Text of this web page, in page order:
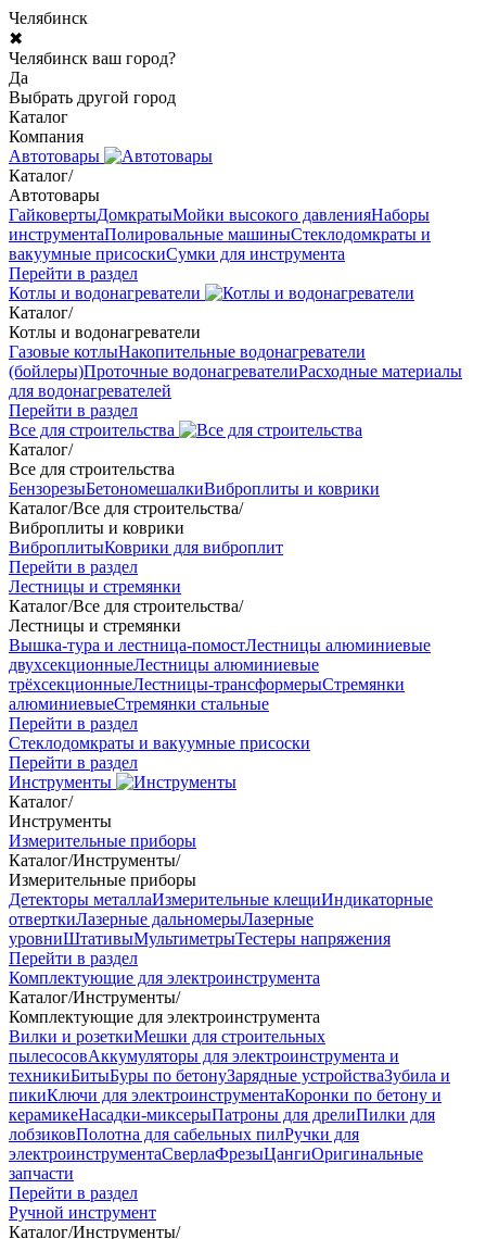
Челябинск
✖
Челябинск ваш город?
Да
Выбрать другой город
Каталог
Компания
Автотовары
Каталог/
Автотовары
ГайковертыДомкратыМойки высокого давленияНаборы
инструментаПолировальные машиныСтеклодомкраты и
вакуумные присоскиСумки для инструмента
Перейти в раздел
Котлы и водонагреватели
Каталог/
Котлы и водонагреватели
Газовые котлыНакопительные водонагреватели
(бойлеры)Проточные водонагревателиРасходные материалы
для водонагревателей
Перейти в раздел
Все для строительства
Каталог/
Все для строительства
БензорезыБетономешалкиВиброплиты и коврики
Каталог/Все для строительства/
Виброплиты и коврики
ВиброплитыКоврики для виброплит
Перейти в раздел
Лестницы и стремянки
Каталог/Все для строительства/
Лестницы и стремянки
Вышка-тура и лестница-помостЛестницы алюминиевые
двухсекционныеЛестницы алюминиевые
трёхсекционныеЛестницы-трансформерыСтремянки
алюминиевыеСтремянки стальные
Перейти в раздел
Стеклодомкраты и вакуумные присоски
Перейти в раздел
Инструменты
Каталог/
Инструменты
Измерительные приборы
Каталог/Инструменты/
Измерительные приборы
Детекторы металлаИзмерительные клещиИндикаторные
отверткиЛазерные дальномерыЛазерные
уровниШтативыМультиметрыТестеры напряжения
Перейти в раздел
Комплектующие для электроинструмента
Каталог/Инструменты/
Комплектующие для электроинструмента
Вилки и розеткиМешки для строительных
пылесосовАккумуляторы для электроинструмента и
техникиБитыБуры по бетонуЗарядные устройстваЗубила и
пикиКлючи для электроинструментаКоронки по бетону и
керамикеНасадки-миксерыПатроны для дрелиПилки для
лобзиковПолотна для сабельных пилРучки для
электроинструментаСверлаФрезыЦангиОригинальные
запчасти
Перейти в раздел
Ручной инструмент
Каталог/Инструменты/